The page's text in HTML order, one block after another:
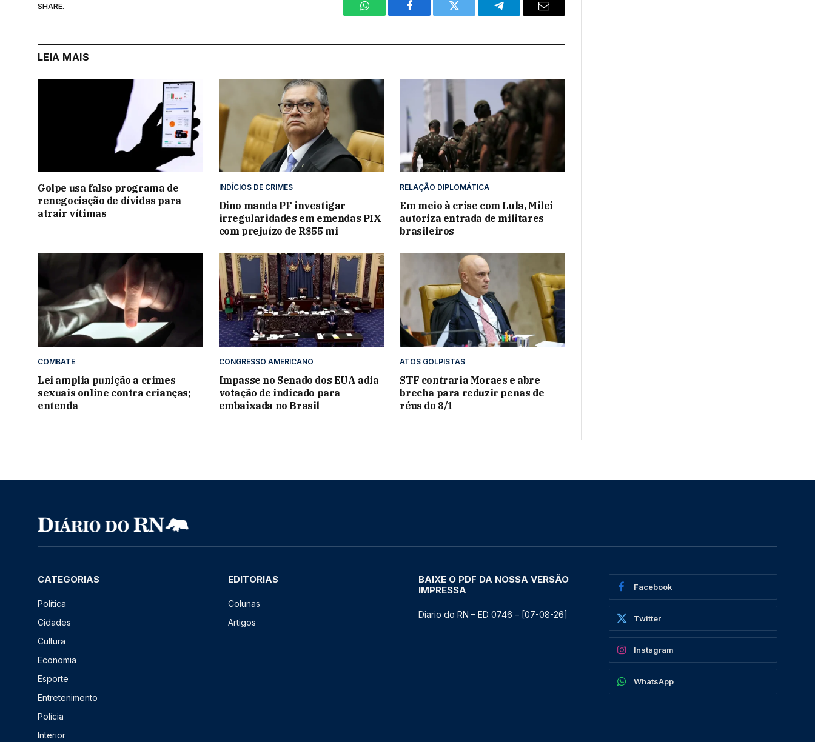
SHARE.
WhatsAppFacebook Twitter Telegram Email
LEIA MAIS
Golpe usa falso programa de
renegociação de dívidas para
atrair vítimas
INDÍCIOS DE CRIMES
Dino manda PF investigar
irregularidades em emendas PIX
com prejuízo de R$55 mi
RELAÇÃO DIPLOMÁTICA
Em meio à crise com Lula, Milei
autoriza entrada de militares
brasileiros
COMBATE
Lei amplia punição a crimes
sexuais online contra crianças;
entenda
CONGRESSO AMERICANO
Impasse no Senado dos EUA adia
votação de indicado para
embaixada no Brasil
ATOS GOLPISTAS
STF contraria Moraes e abre
brecha para reduzir penas de
réus do 8/1
CATEGORIAS
Política
Cidades
Cultura
Economia
Esporte
Entretenimento
Polícia
Interior
EDITORIAS
Colunas
Artigos
BAIXE O PDF DA NOSSA VERSÃO
IMPRESSA
Diario do RN – ED 0746 – [07-08-26]
Facebook
Twitter
Instagram
WhatsApp